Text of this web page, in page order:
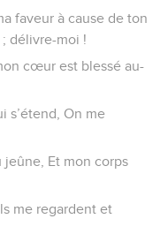
faveur à cause de ton
délivre-moi !
cœur est blessé au-
s’étend, On me
jeûne, Et mon corps
me regardent et